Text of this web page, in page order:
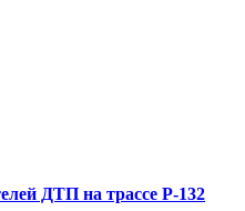
ДТП на трассе Р-132